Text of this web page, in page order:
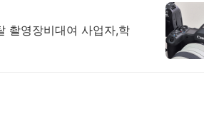
촬영장비대여 사업자,학